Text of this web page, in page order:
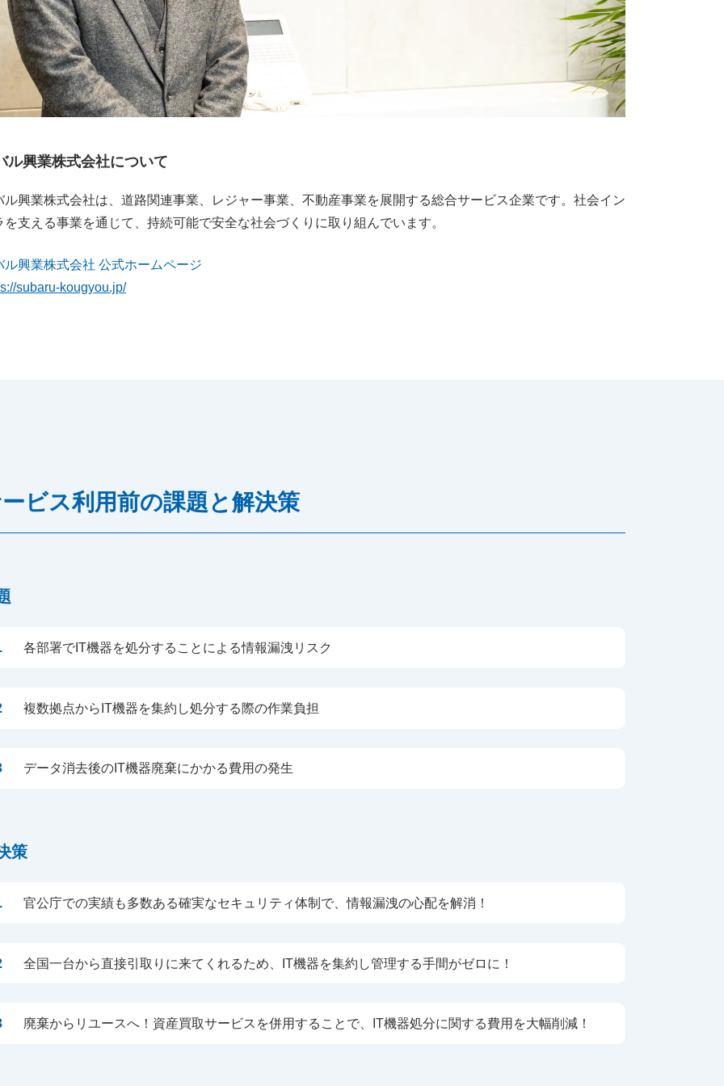
ル興業株式会社について
ル興業株式会社は、道路関連事業、レジャー事業、不動産事業を展開する総合サービス企業です。社会イン
を支える事業を通じて、持続可能で安全な社会づくりに取り組んでいます。
ル興業株式会社 公式ホームページ
subaru-kougyou.jp/
ビス利用前の課題と解決策
各部署でIT機器を処分することによる情報漏洩リスク
複数拠点からIT機器を集約し処分する際の作業負担
データ消去後のIT機器廃棄にかかる費用の発生
策
官公庁での実績も多数ある確実なセキュリティ体制で、情報漏洩の心配を解消！
全国一台から直接引取りに来てくれるため、IT機器を集約し管理する手間がゼロに！
廃棄からリユースへ！資産買取サービスを併用することで、IT機器処分に関する費用を大幅削減！